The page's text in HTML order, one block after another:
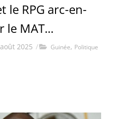
le RPG arc-en-
le MAT...
2025 / Guinée, Politique